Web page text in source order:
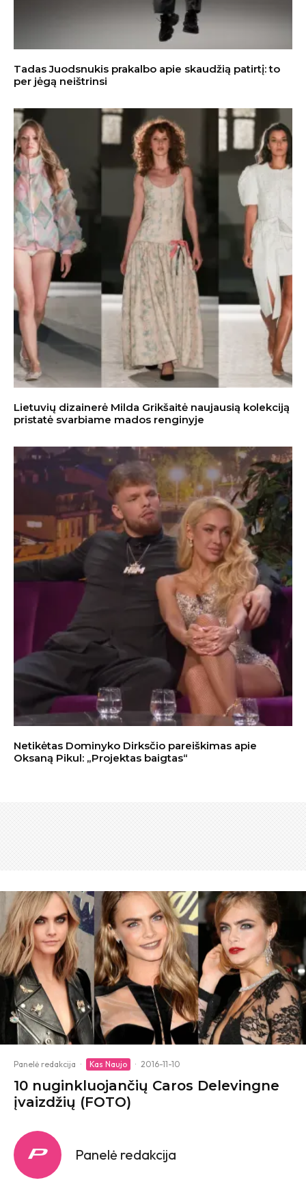
Tadas Juodsnukis prakalbo apie skaudžią patirtį: to
per jėgą neištrinsi
Lietuvių dizainerė Milda Grikšaitė naujausią kolekciją
pristatė svarbiame mados renginyje
Netikėtas Dominyko Dirksčio pareiškimas apie
Oksaną Pikul: „Projektas baigtas“
Panelė redakcija · Kas Naujo · 2016-11-10
10 nuginkluojančių Caros Delevingne
įvaizdžių (FOTO)
Panelė redakcija